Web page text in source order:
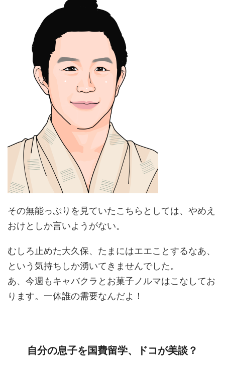
その無能っぷりを見ていたこちらとしては、やめえ
おけとしか言いようがない。
むしろ止めた大久保、たまにはエエことするなあ、
という気持ちしか湧いてきませんでした。
あ、今週もキャバクラとお菓子ノルマはこなしてお
ります。一体誰の需要なんだよ！
自分の息子を国費留学、ドコが美談？